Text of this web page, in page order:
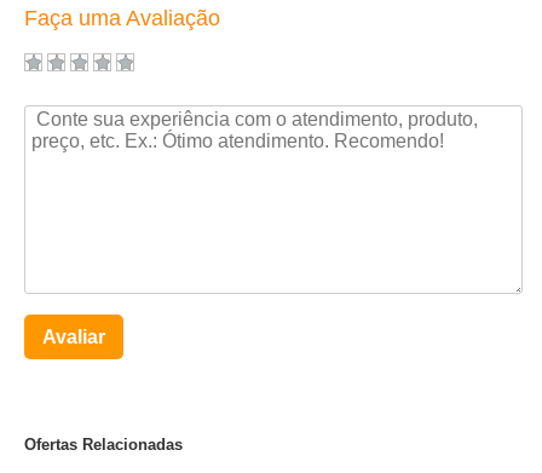
Faça uma Avaliação
Avaliar
Ofertas Relacionadas